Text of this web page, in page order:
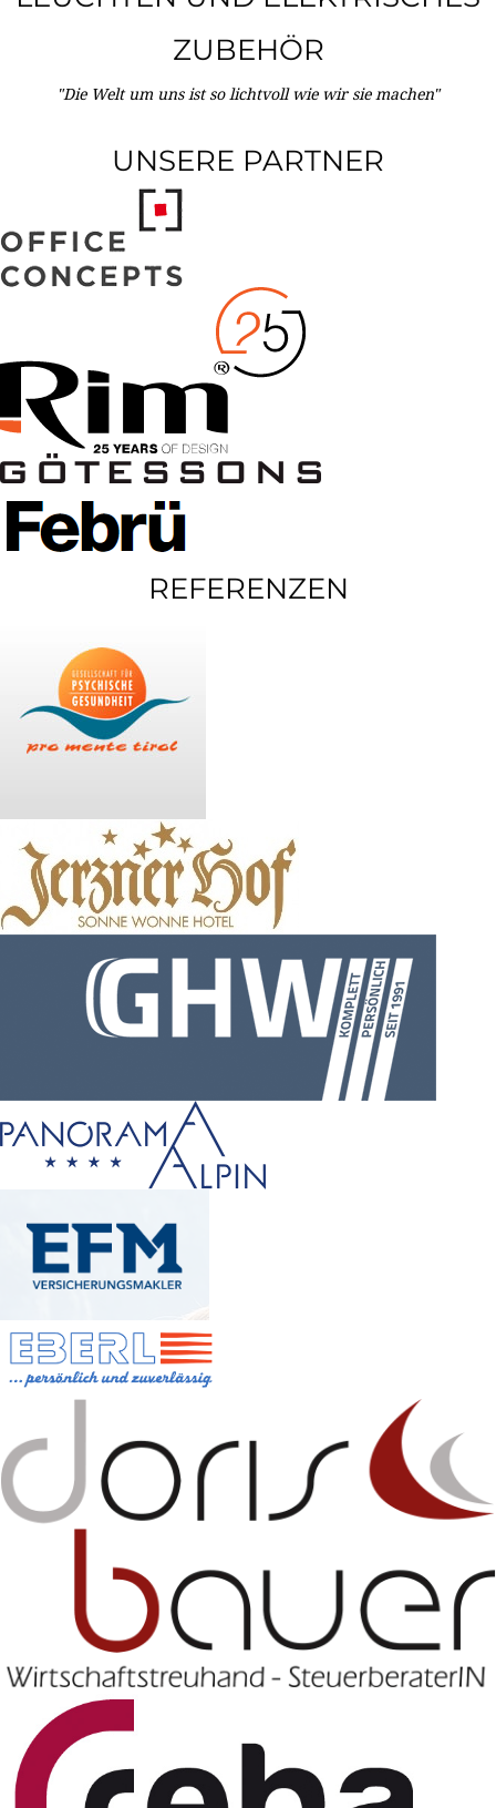
ZUBEHÖR
"Die Welt um uns ist so lichtvoll wie wir sie machen"
UNSERE PARTNER
REFERENZEN